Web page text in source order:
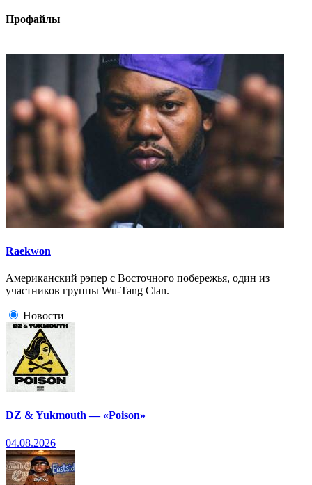
Профайлы
Raekwon
Американский рэпер с Восточного побережья, один из
участников группы Wu-Tang Clan.
Новости
DZ & Yukmouth — «Poison»
04.08.2026